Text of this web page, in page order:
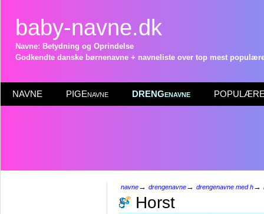
baby-navne.dk
Navne: Betydning og Oprindelse
Godkendte danske børnenavne + navneliste over top mest
NAVNE PIGEnavne DRENGenavne POPULÆRE
navne→ drengenavne→ drengenavne med h→
Horst